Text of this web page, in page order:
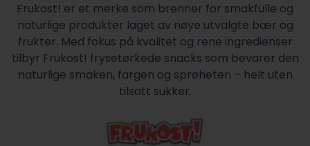
Frukost! er et merke som brenner for smakfulle og
naturlige produkter laget av nøye utvalgte bær og
frukter. Med fokus på kvalitet og rene ingredienser
tilbyr Frukost! frysetørkede snacks som bevarer den
naturlige smaken, fargen og sprøheten – helt uten
tilsatt sukker.